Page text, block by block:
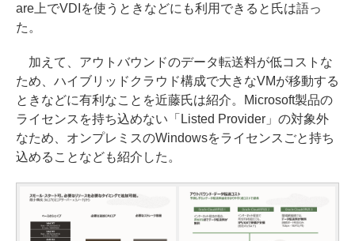
are上でVDIを使うときなどにも利用できると氏は語っ
た。
加えて、アウトバウンドのデータ転送料が低コストな
ため、ハイブリッドクラウド構成で大きなVMが移動する
ときなどに有利なことを近藤氏は紹介。Microsoft製品の
ライセンスを持ち込めない「Listed Provider」の対象外
なため、オンプレミスのWindowsをライセンスごと持ち
込めることなども紹介した。